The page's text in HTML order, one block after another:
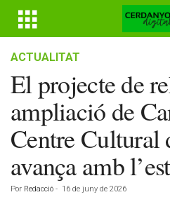
ACTUALITAT
El projecte de
ampliació de
Centre Cultural
avança amb
Por Redacció - 16 de juny de 2026